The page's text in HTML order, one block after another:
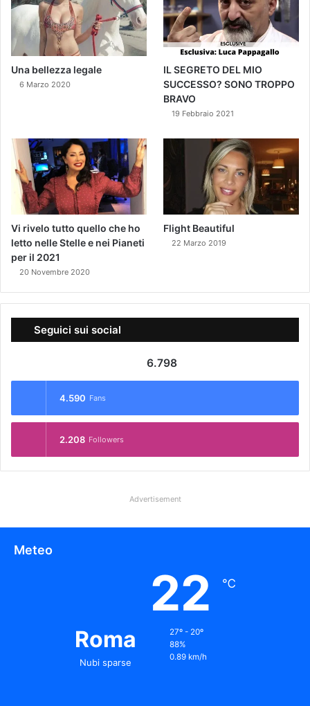
Una bellezza legale
6 Marzo 2020
IL SEGRETO DEL MIO
SUCCESSO? SONO TROPPO
BRAVO
19 Febbraio 2021
Vi rivelo tutto quello che ho
letto nelle Stelle e nei Pianeti
per il 2021
20 Novembre 2020
Flight Beautiful
22 Marzo 2019
Seguici sui social
6.798
4.590 Fans
2.208 Followers
Advertisement
Meteo
Roma
Nubi sparse
22 ℃
27º - 20º
88%
0.89 km/h